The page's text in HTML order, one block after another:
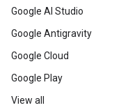
Google AI Studio
Google Antigravity
Google Cloud
Google Play
View all